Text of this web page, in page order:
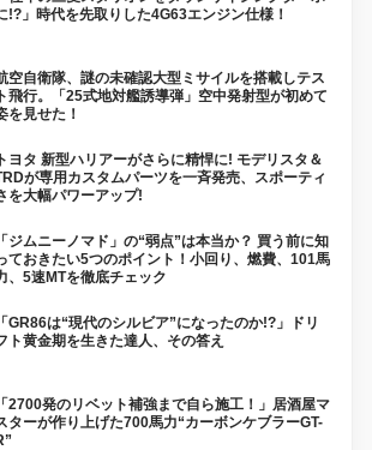
!?」時代を先取りした4G63エンジン仕様！
空自衛隊、謎の未確認大型ミサイルを搭載しテス
ト飛行。「25式地対艦誘導弾」空中発射型が初めて
を見せた！
トヨタ 新型ハリアーがさらに精悍に! モデリスタ＆
が専用カスタムパーツを一斉発売、スポーティ
を大幅パワーアップ!
「ジムニーノマド」の“弱点”は本当か？ 買う前に知
ておきたい5つのポイント！小回り、燃費、101馬
、5速MTを徹底チェック
「GR86は“現代のシルビア”になったのか!?」ドリ
ト黄金期を生きた達人、その答え
「2700発のリベット補強まで自ら施工！」居酒屋マ
ターが作り上げた700馬力“カーボンケブラーGT-